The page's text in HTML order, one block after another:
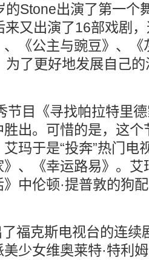
的Stone出演了第一个
又出演了16部戏剧
《公主与豌豆》、
为了更好地发展自己
节目《寻找帕拉特里
胜出。可惜的是，这
玛于是“投奔”热门电
》、《幸运路易》。
中伦顿·提普敦的狗
福克斯电视台的连续
少女维奥莱特·特利